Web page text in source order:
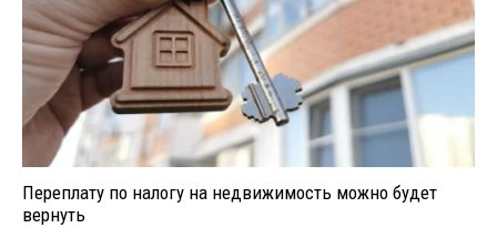
Переплату по налогу на недвижимость можно будет
вернуть